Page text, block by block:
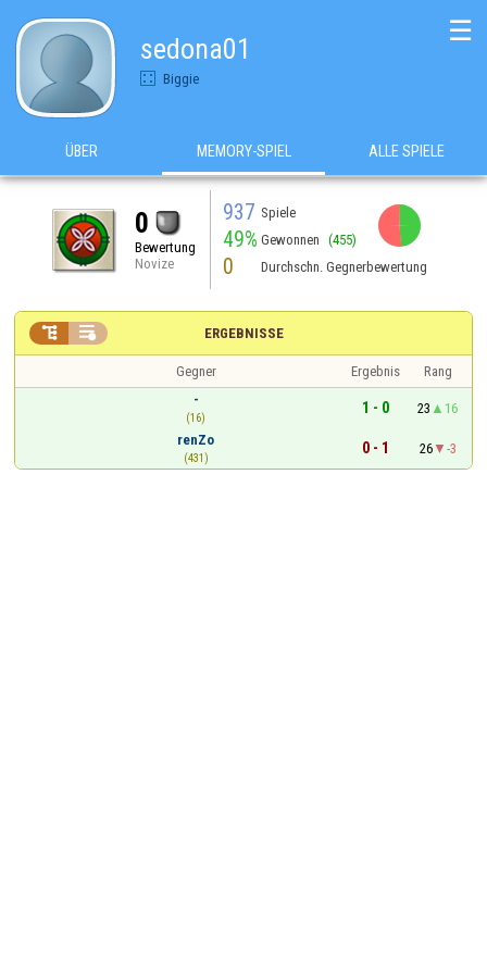
sedona01
Biggie
☰
ÜBER MEMORY-SPIEL ALLE SPIELE
0
Bewertung
Novize
937 Spiele
49% Gewonnen (455)
0 Durchschn. Gegnerbewertung
ERGEBNISSE
 
Gegner Ergebnis
Rang
-
(16)
1 - 0 23
16
renZo
(431)
0 - 1 26 -3